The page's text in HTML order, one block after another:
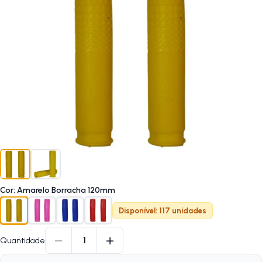
Cor: Amarelo Borracha 120mm
Disponível: 117 unidades
Quantidade − 1 +